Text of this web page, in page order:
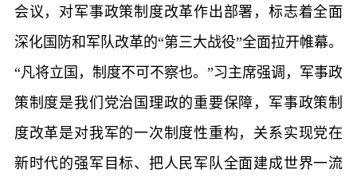
会议，对军事政策制度改革作出部署，标志着全面
深化国防和军队改革的“第三大战役”全面拉开帷幕。
“凡将立国，制度不可不察也。”习主席强调，军事政
策制度是我们党治国理政的重要保障，军事政策制
度改革是对我军的一次制度性重构，关系实现党在
新时代的强军目标、把人民军队全面建成世界一流